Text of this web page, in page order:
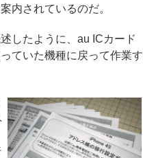
内されているのだ。
したように、au ICカード
ていた機種に戻って作業す